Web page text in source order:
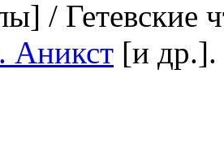
/ Гетевские
Аникст [и